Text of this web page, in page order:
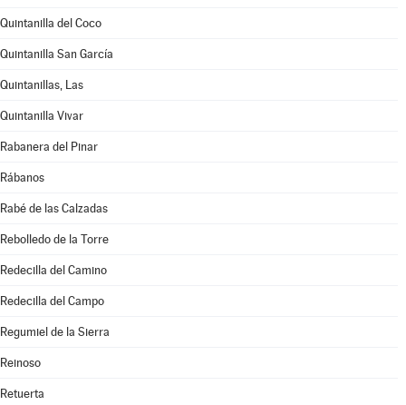
Quintanilla del Coco
Quintanilla San García
Quintanillas, Las
Quintanilla Vivar
Rabanera del Pinar
Rábanos
Rabé de las Calzadas
Rebolledo de la Torre
Redecilla del Camino
Redecilla del Campo
Regumiel de la Sierra
Reinoso
Retuerta